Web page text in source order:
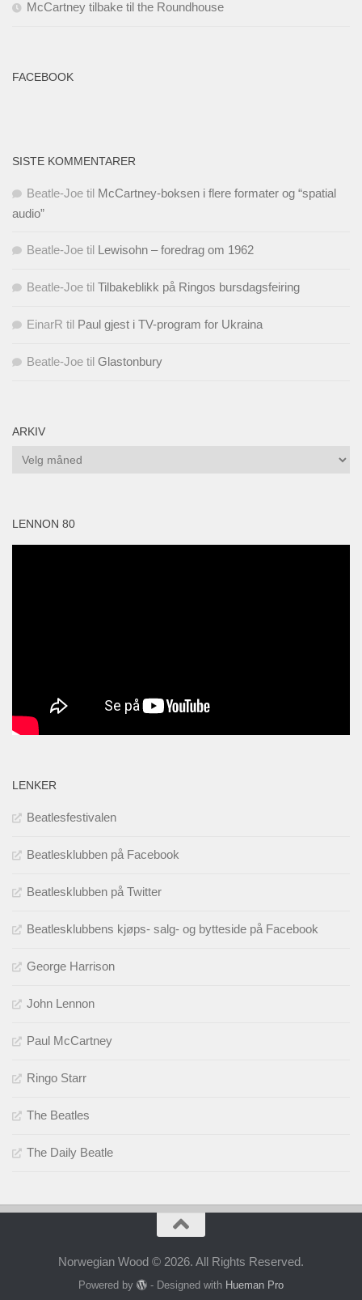
McCartney tilbake til the Roundhouse
FACEBOOK
SISTE KOMMENTARER
Beatle-Joe til McCartney-boksen i flere formater og “spatial
audio”
Beatle-Joe til Lewisohn – foredrag om 1962
Beatle-Joe til Tilbakeblikk på Ringos bursdagsfeiring
EinarR til Paul gjest i TV-program for Ukraina
Beatle-Joe til Glastonbury
ARKIV
Arkiv
LENNON 80
LENKER
Beatlesfestivalen
Beatlesklubben på Facebook
Beatlesklubben på Twitter
Beatlesklubbens kjøps- salg- og bytteside på Facebook
George Harrison
John Lennon
Paul McCartney
Ringo Starr
The Beatles
The Daily Beatle
Norwegian Wood © 2026. All Rights Reserved.
Powered by - Designed with Hueman Pro